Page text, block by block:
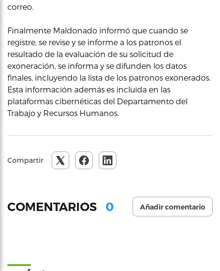
correo.
Finalmente Maldonado informó que cuando se
registre, se revise y se informe a los patronos el
resultado de la evaluación de su solicitud de
exoneración, se informa y se difunden los datos
finales, incluyendo la lista de los patronos exonerados.
Esta información además es incluida en las
plataformas cibernéticas del Departamento del
Trabajo y Recursos Humanos.
Compartir
COMENTARIOS 0 Añadir comentario